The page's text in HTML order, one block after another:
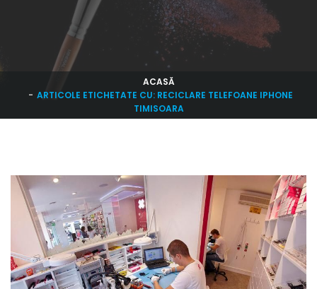
ACASĂ
ARTICOLE ETICHETATE CU: RECICLARE TELEFOANE IPHONE
TIMISOARA